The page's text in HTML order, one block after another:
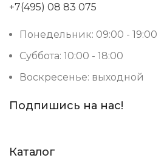
+7(495) 08 83 075
Понедельник: 09:00 - 19:00
Суббота: 10:00 - 18:00
Воскресенье: выходной
Подпишись на нас!
Каталог